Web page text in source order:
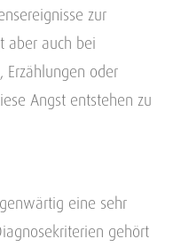
zur
aber auch bei
Erzählungen oder
Angst entstehen zu
eine sehr
gehört